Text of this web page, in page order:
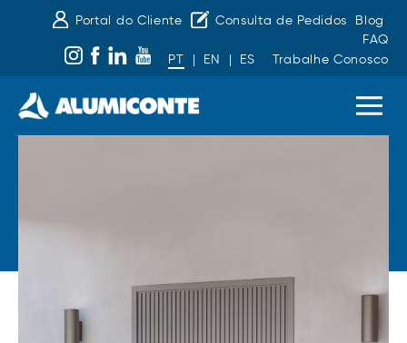
Portal do Cliente Consulta de Pedidos
Blog
FAQ
PT
| EN | ES Trabalhe Conosco